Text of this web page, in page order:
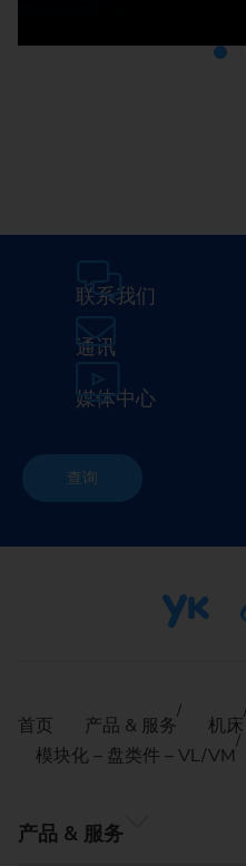
联系我们
通讯
媒体中心
查询
首页 产品 & 服务 机床
模块化 – 盘类件 – VL/VM
产品 & 服务